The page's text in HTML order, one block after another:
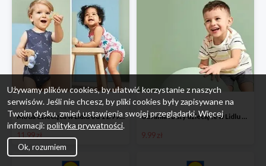
Moda dziecięca w Lidlu od 11.99 zł
11.99 zł
Ubrania i buty dziecięce w Lidlu Online od 9,99 zł
9.99 zł
Używamy plików cookies, by ułatwić korzystanie z naszych
serwisów. Jeśli nie chcesz, by pliki cookies były zapisywane na
Twoim dysku, zmień ustawienia swojej przeglądarki. Więcej
informacji: polityka prywatności.
Ok, rozumiem